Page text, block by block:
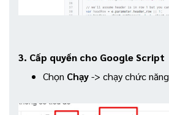
3. Cấp quyền cho Google Script
Chọn Chạy-> chạy chức năng